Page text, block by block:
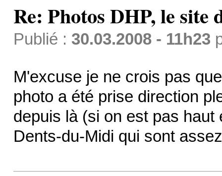
Re: Photos DHP, le site
Publié : 30.03.2008 - 11h23
M'excuse je ne crois pas
photo a été prise direction
depuis là (si on est pas
Dents-du-Midi qui sont